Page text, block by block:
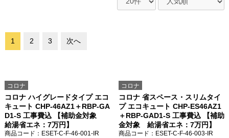
1 2 3 次へ
コロナ
コロナ ハイグレードタイプ エコ
キュート CHP-46AZ1＋RBP-GA
D1-S 工事費込 【補助金対象
給湯省エネ：7万円】
商品コード ：ESET-C-F-46-001-IR
コロナ
コロナ 省スペース・スリムタイ
プ エコキュート CHP-ES46AZ1
＋RBP-GAD1-S 工事費込 【補助
金対象 給湯省エネ：7万円】
商品コード ：ESET-C-F-46-003-IR